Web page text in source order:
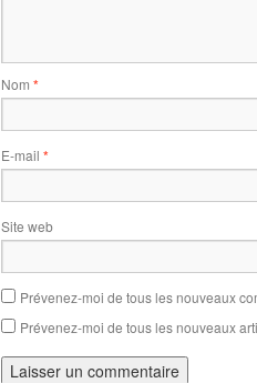
Nom *
E-mail *
Site web
Prévenez-moi de tous les nouveaux
Prévenez-moi de tous les nouveaux